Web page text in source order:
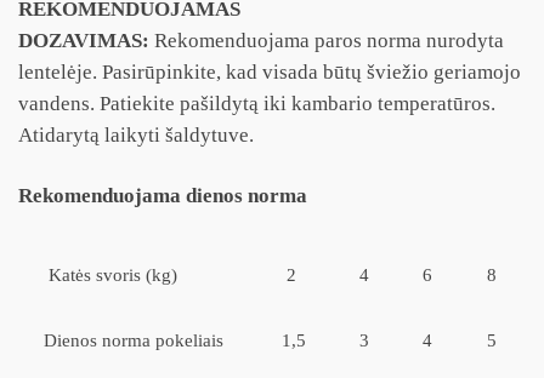
REKOMENDUOJAMAS
DOZAVIMAS: Rekomenduojama paros norma nurodyta
lentelėje. Pasirūpinkite, kad visada būtų šviežio geriamojo
vandens. Patiekite pašildytą iki kambario temperatūros.
Atidarytą laikyti šaldytuve.
Rekomenduojama dienos norma
Katės svoris (kg) 2 4 6 8
Dienos norma pokeliais 1,5 3 4 5